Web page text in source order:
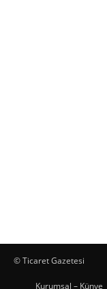
© Ticaret Gazetesi
Kurumsal – Künye